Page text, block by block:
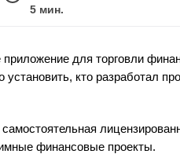
5 мин.
для торговли
кто разработал
финансовые проекты.